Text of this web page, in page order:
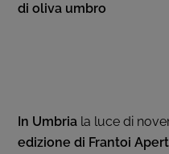
di oliva umbro
In Umbria la luce di
edizione di Frantoi